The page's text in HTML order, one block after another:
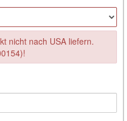
nicht nach USA liefern.